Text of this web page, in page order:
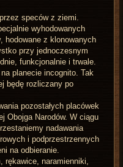
speców z ziemi.
wyhodowanych
hodowane z klonowanych
przy jednoczesnym
funkcjonalnie i trwale.
planecie incognito. Tak
będę rozliczany po
pozostałych placówek
Obojga Narodów. W ciągu
nadawania
i podprzestrzennych
na odbieranie.
rękawice, naramienniki,